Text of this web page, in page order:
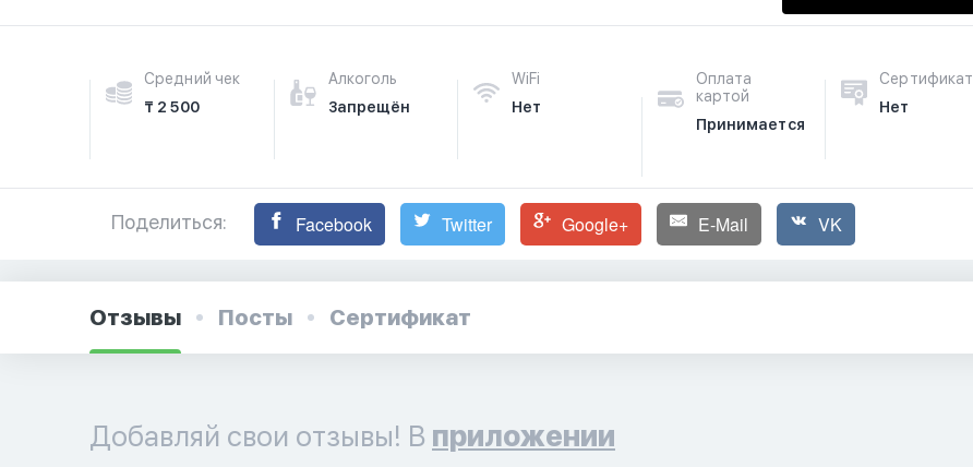
Средний чек
₸ 2 500
Алкоголь
Запрещён
WiFi
Нет
Оплата
картой
Принимается
Сертификат
Нет
Поделиться: Facebook Twitter Google+ E-Mail VK
Отзывы Посты Сертификат
Добавляй свои отзывы! В приложении